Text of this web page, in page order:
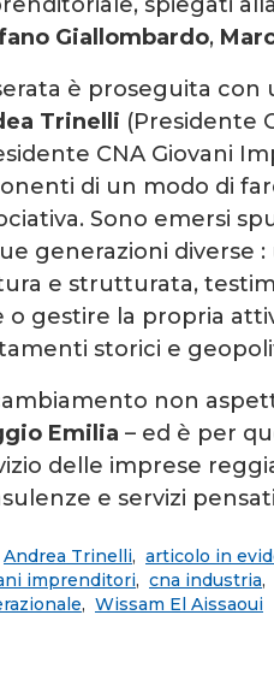
Giallombardo,
è proseguita
Trinelli (Presidente
CNA Giovani
di un modo di
Sono emersi
generazioni diverse
e strutturata,
o gestire la propria
storici e
non
Emilia – ed è per
delle imprese
e servizi
Andrea Trinelli, articolo in
imprenditori, cna industria,
, Wissam El Aissaoui